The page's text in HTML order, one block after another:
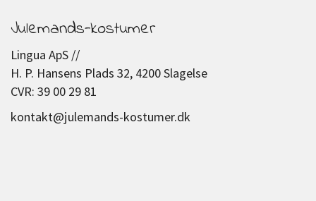
Julemands-kostumer
Lingua ApS //
H. P. Hansens Plads 32, 4200 Slagelse
CVR: 39 00 29 81
kontakt@julemands-kostumer.dk